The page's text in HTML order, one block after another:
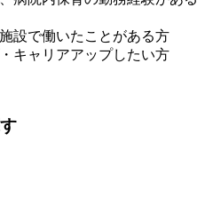
設で働いたことがある方
キャリアアップしたい方